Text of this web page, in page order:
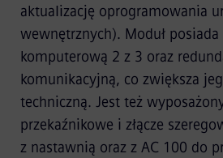
aktualizację oprogramowania
wewnętrznych). Moduł
komputerową 2 z 3 oraz
komunikacyjną, co zwiększa
techniczną. Jest też
przekaźnikowe i złącze
z nastawnią oraz z AC 100 do